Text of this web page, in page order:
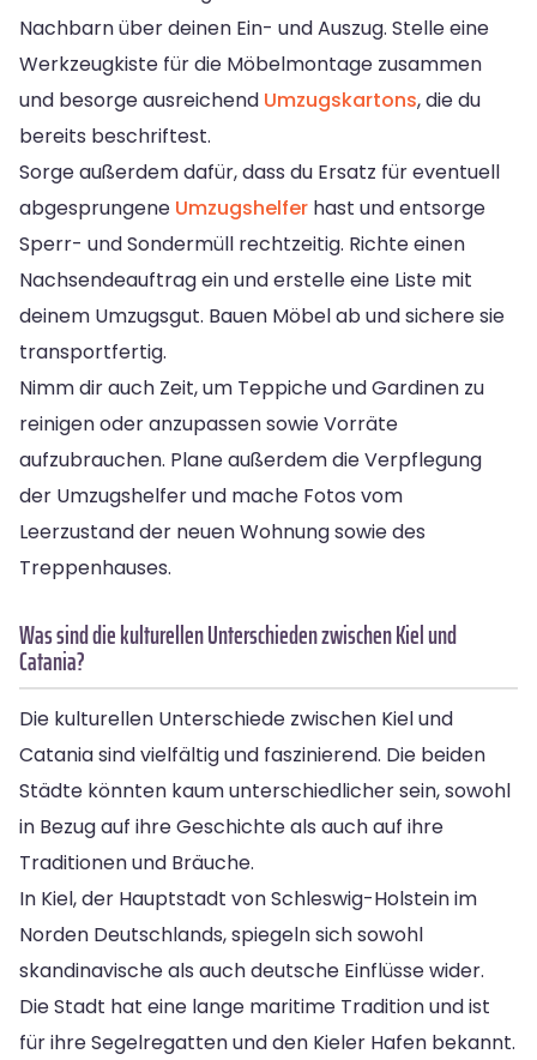
Nachbarn über deinen Ein- und Auszug. Stelle eine
Werkzeugkiste für die Möbelmontage zusammen
und besorge ausreichend Umzugskartons, die du
bereits beschriftest.
Sorge außerdem dafür, dass du Ersatz für eventuell
abgesprungene Umzugshelfer hast und entsorge
Sperr- und Sondermüll rechtzeitig. Richte einen
Nachsendeauftrag ein und erstelle eine Liste mit
deinem Umzugsgut. Bauen Möbel ab und sichere sie
transportfertig.
Nimm dir auch Zeit, um Teppiche und Gardinen zu
reinigen oder anzupassen sowie Vorräte
aufzubrauchen. Plane außerdem die Verpflegung
der Umzugshelfer und mache Fotos vom
Leerzustand der neuen Wohnung sowie des
Treppenhauses.
Was sind die kulturellen Unterschieden zwischen Kiel und
Catania?
Die kulturellen Unterschiede zwischen Kiel und
Catania sind vielfältig und faszinierend. Die beiden
Städte könnten kaum unterschiedlicher sein, sowohl
in Bezug auf ihre Geschichte als auch auf ihre
Traditionen und Bräuche.
In Kiel, der Hauptstadt von Schleswig-Holstein im
Norden Deutschlands, spiegeln sich sowohl
skandinavische als auch deutsche Einflüsse wider.
Die Stadt hat eine lange maritime Tradition und ist
für ihre Segelregatten und den Kieler Hafen bekannt.